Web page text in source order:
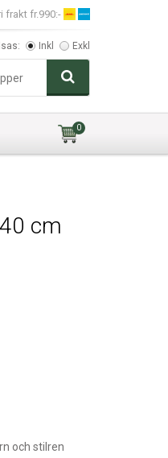
frakt fr.990:-
Inkl Exkl
0
cm
och stilren